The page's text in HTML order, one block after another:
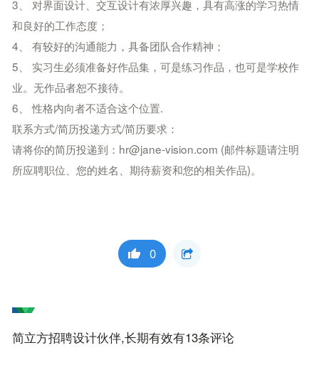
3、 对界面设计、交互设计有浓厚兴趣，具有高涨的学习热情
和良好的工作态度；
4、 有较好的沟通能力，具备团队合作精神；
5、 实习生必须准备好作品集，可是练习作品，也可是学校作
业。无作品者恕不接待。
6、 性格内向者不适合这个位置.
联系方式/简历投递方式/简历要求：
请将你的简历投递到：hr@jane-vision.com (邮件标题请注明
所应聘职位、您的姓名、期待薪资和您的相关作品)。
0
简立方招聘设计伙伴,长期有效有13条评论